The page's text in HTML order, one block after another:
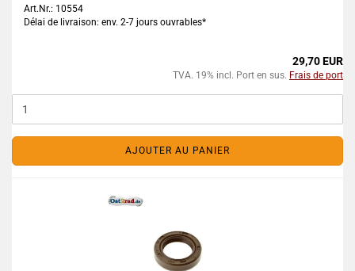
Art.Nr.: 10554
Délai de livraison: env. 2-7 jours ouvrables*
29,70 EUR
TVA. 19% incl. Port en sus. Frais de port
AJOUTER AU PANIER